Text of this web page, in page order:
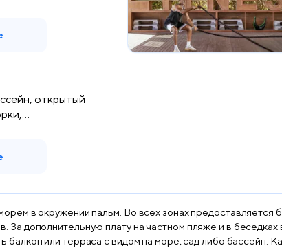
открытый
в окружении пальм. Во всех зонах предоставляется
дополнительную плату на частном пляже и в